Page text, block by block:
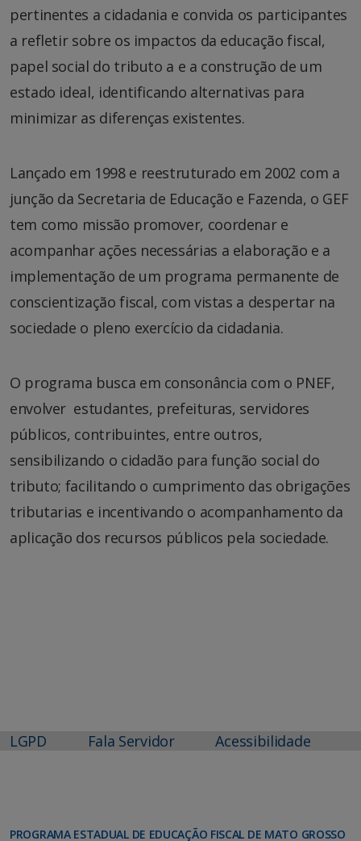
pertinentes a cidadania e convida os participantes
a refletir sobre os impactos da educação fiscal,
papel social do tributo a e a construção de um
estado ideal, identificando alternativas para
minimizar as diferenças existentes.
Lançado em 1998 e reestruturado em 2002 com a
junção da Secretaria de Educação e Fazenda, o GEF
tem como missão promover, coordenar e
acompanhar ações necessárias a elaboração e a
implementação de um programa permanente de
conscientização fiscal, com vistas a despertar na
sociedade o pleno exercício da cidadania.
O programa busca em consonância com o PNEF,
envolver estudantes, prefeituras, servidores
públicos, contribuintes, entre outros,
sensibilizando o cidadão para função social do
tributo; facilitando o cumprimento das obrigações
tributarias e incentivando o acompanhamento da
aplicação dos recursos públicos pela sociedade.
LGPD Fala Servidor Acessibilidade
PROGRAMA ESTADUAL DE EDUCAÇÃO FISCAL DE MATO GROSSO